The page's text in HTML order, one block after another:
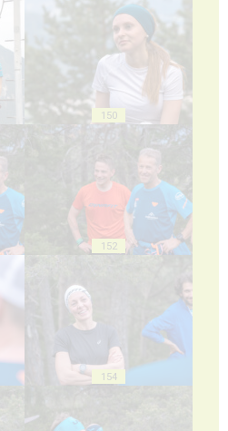
150
152
154